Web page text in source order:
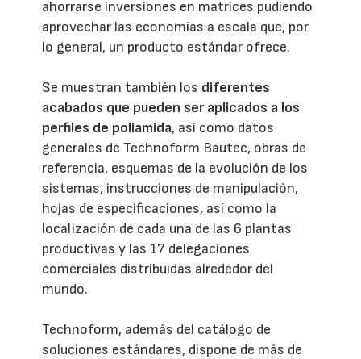
ahorrarse inversiones en matrices pudiendo
aprovechar las economías a escala que, por
lo general, un producto estándar ofrece.
Se muestran también los diferentes
acabados que pueden ser aplicados a los
perfiles de poliamida, así como datos
generales de Technoform Bautec, obras de
referencia, esquemas de la evolución de los
sistemas, instrucciones de manipulación,
hojas de especificaciones, así como la
localización de cada una de las 6 plantas
productivas y las 17 delegaciones
comerciales distribuidas alrededor del
mundo.
Technoform, además del catálogo de
soluciones estándares, dispone de más de